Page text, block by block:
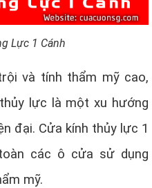
Lực 1 Cánh
và tính thẩm mỹ cao,
lực là một xu hướng
đại. Cửa kính thủy lực 1
các ô cửa sử dụng
mỹ.